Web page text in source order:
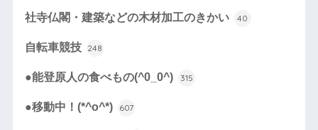
社寺仏閣・建築などの木材加工のきかい 40
自転車競技 248
●能登原人の食べもの(^0_0^) 315
●移動中！(*^o^*) 607